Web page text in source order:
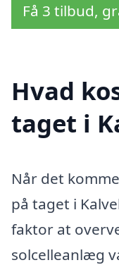
Få 3 tilbud,
Hvad
taget i
Når det
på taget i
faktor at
solcelleanlæg